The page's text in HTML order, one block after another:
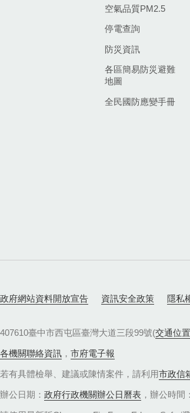
空氣品質PM2.5
停電查詢
防災資訊
各區簡易防災避難
地圖
全民國防應變手冊
政府網站資料開放宣告 資訊安全政策 隱私
407610臺中市西屯區臺灣大道三段99號(交通位置
各機關聯絡資訊 ， 市府電子報
若有具體檢舉、建議或陳情案件，請利用市政信
辦公日期： 政府行政機關辦公日曆表 ，辦公時